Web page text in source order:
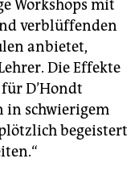
Workshops mit
verblüffenden
anbietet,
Die Effekte
D’Hondt
in schwierigem
begeistert